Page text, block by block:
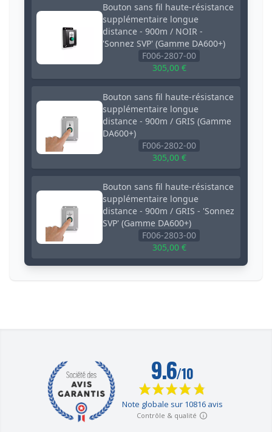
Bouton sans fil haute-résistance
supplémentaire longue
distance - 900m / NOIR -
'Sonnez SVP' (Gamme DA600+)
F006-2807-00
305,00 €
Bouton sans fil haute-résistance
supplémentaire longue
distance - 900m / GRIS (Gamme
DA600+)
F006-2802-00
305,00 €
Bouton sans fil haute-résistance
supplémentaire longue
distance - 900m / GRIS - 'Sonnez
SVP' (Gamme DA600+)
F006-2803-00
305,00 €